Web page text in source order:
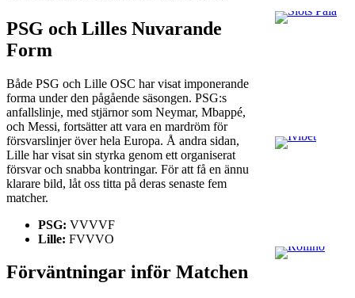
PSG och Lilles Nuvarande
Form
Både PSG och Lille OSC har visat imponerande
forma under den pågående säsongen. PSG:s
anfallslinje, med stjärnor som Neymar, Mbappé,
och Messi, fortsätter att vara en mardröm för
försvarslinjer över hela Europa. Å andra sidan,
Lille har visat sin styrka genom ett organiserat
försvar och snabba kontringar. För att få en ännu
klarare bild, låt oss titta på deras senaste fem
matcher.
PSG: VVVVF
Lille: FVVVO
Förväntningar inför Matchen